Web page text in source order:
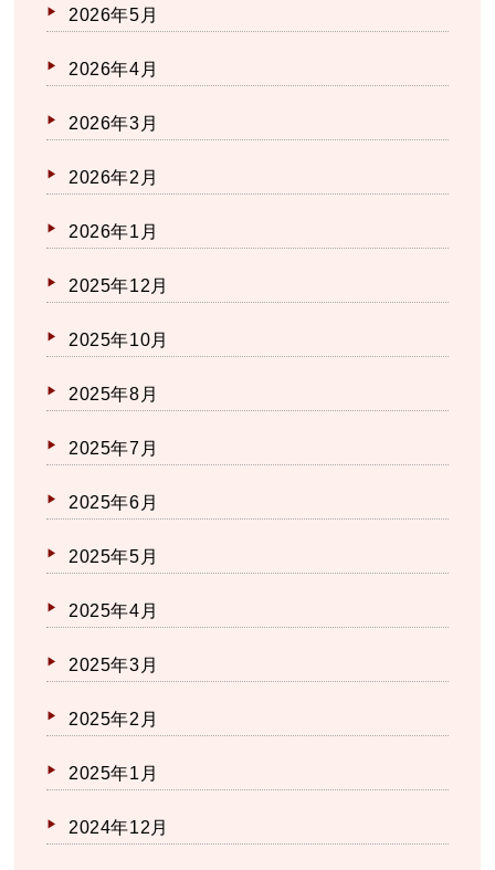
2026年5月
2026年4月
2026年3月
2026年2月
2026年1月
2025年12月
2025年10月
2025年8月
2025年7月
2025年6月
2025年5月
2025年4月
2025年3月
2025年2月
2025年1月
2024年12月